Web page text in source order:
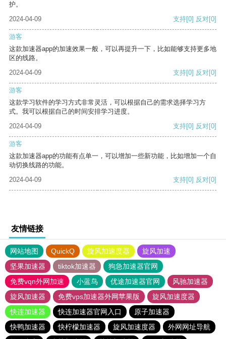
护。
2024-04-09
支持[0] 反对[0]
游客
这款加速器app的加速效果一般，可以再提升一下，比如能够支持更多地
区的线路。
2024-04-09
支持[0] 反对[0]
游客
这款学习软件的学习方式非常灵活，可以根据自己的需求选择学习方
式。我可以根据自己的时间安排学习进度。
2024-04-09
支持[0] 反对[0]
游客
这款加速器app的功能有点单一，可以增加一些新功能，比如增加一个自
动切换线路的功能。
2024-04-09
支持[0] 反对[0]
友情链接
网站地图 QuickQ 旋风加速度器
旋风加速
坚果加速器
tiktok加速器
狗急加速器官网
免费vqn外网加速
小蓝鸟 优途加速器官网
风驰加速器
旋风加速器
免费vps加速器外网苹果版
旋风加速度器
快连加速器
快连加速器官网入口
原子加速器
快鸭加速器
快柠檬加速器 旋风加速度器
外网网址导航